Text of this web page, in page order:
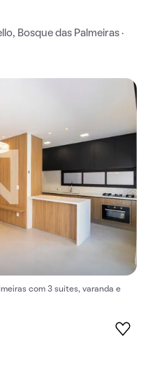
Bosque das Palmeiras ·
com 3 suítes, varanda e